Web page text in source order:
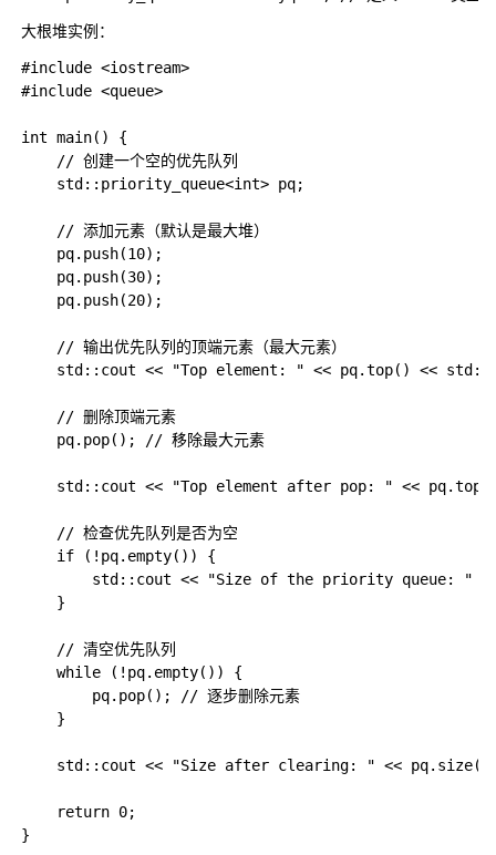
大根堆实例：
#include <iostream>
#include <queue>
int main() {
    // 创建一个空的优先队列
    std::priority_queue<int> pq;
    // 添加元素（默认是最大堆）
    pq.push(10);
    pq.push(30);
    pq.push(20);
    // 输出优先队列的顶端元素（最大元素）
std::cout << "Top element: " << pq.top() <<
    // 删除顶端元素
    pq.pop(); // 移除最大元素
std::cout << "Top element after pop: " <<
    // 检查优先队列是否为空
    if (!pq.empty()) {
std::cout << "Size of the priority queue: "
    }
    // 清空优先队列
    while (!pq.empty()) {
        pq.pop(); // 逐步删除元素
    }
std::cout << "Size after clearing: " << pq.size()
    return 0;